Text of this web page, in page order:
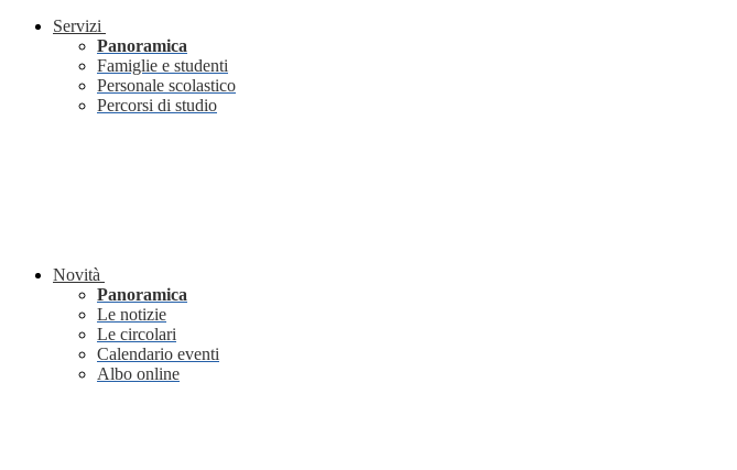
Servizi
Panoramica
Famiglie e studenti
Personale scolastico
Percorsi di studio
Novità
Panoramica
Le notizie
Le circolari
Calendario eventi
Albo online